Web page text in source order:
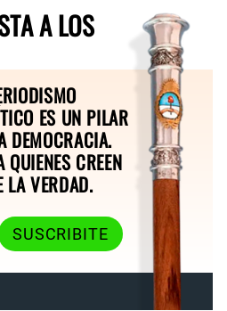
A LOS
ES UN PILAR
DEMOCRACIA.
CREEN
LA VERDAD.
SUSCRIBITE